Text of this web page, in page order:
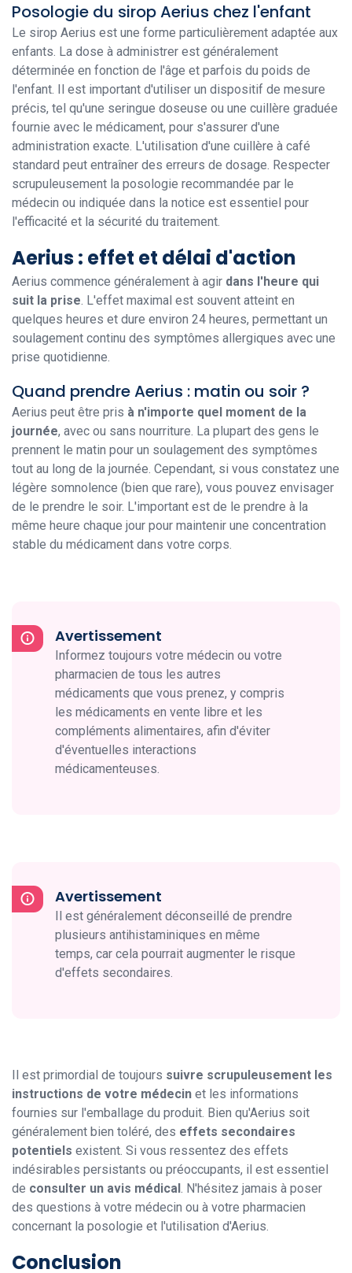
Posologie du sirop Aerius chez l'enfant
Le sirop Aerius est une forme particulièrement adaptée aux
enfants. La dose à administrer est généralement
déterminée en fonction de l'âge et parfois du poids de
l'enfant. Il est important d'utiliser un dispositif de mesure
précis, tel qu'une seringue doseuse ou une cuillère graduée
fournie avec le médicament, pour s'assurer d'une
administration exacte. L'utilisation d'une cuillère à café
standard peut entraîner des erreurs de dosage. Respecter
scrupuleusement la posologie recommandée par le
médecin ou indiquée dans la notice est essentiel pour
l'efficacité et la sécurité du traitement.
Aerius : effet et délai d'action
Aerius commence généralement à agir dans l'heure qui
suit la prise. L'effet maximal est souvent atteint en
quelques heures et dure environ 24 heures, permettant un
soulagement continu des symptômes allergiques avec une
prise quotidienne.
Quand prendre Aerius : matin ou soir ?
Aerius peut être pris à n'importe quel moment de la
journée, avec ou sans nourriture. La plupart des gens le
prennent le matin pour un soulagement des symptômes
tout au long de la journée. Cependant, si vous constatez une
légère somnolence (bien que rare), vous pouvez envisager
de le prendre le soir. L'important est de le prendre à la
même heure chaque jour pour maintenir une concentration
stable du médicament dans votre corps.
Avertissement
Informez toujours votre médecin ou votre
pharmacien de tous les autres
médicaments que vous prenez, y compris
les médicaments en vente libre et les
compléments alimentaires, afin d'éviter
d'éventuelles interactions
médicamenteuses.
Avertissement
Il est généralement déconseillé de prendre
plusieurs antihistaminiques en même
temps, car cela pourrait augmenter le risque
d'effets secondaires.
Il est primordial de toujours suivre scrupuleusement les
instructions de votre médecin et les informations
fournies sur l'emballage du produit. Bien qu'Aerius soit
généralement bien toléré, des effets secondaires
potentiels existent. Si vous ressentez des effets
indésirables persistants ou préoccupants, il est essentiel
de consulter un avis médical. N'hésitez jamais à poser
des questions à votre médecin ou à votre pharmacien
concernant la posologie et l'utilisation d'Aerius.
Conclusion